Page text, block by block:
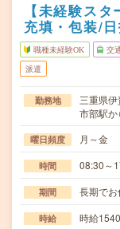
【未経験ス
充填・包装/
職種未経験OK 交
派遣
勤務地
三重県
市部駅
曜日頻度 月～金
時間 08:30～
期間 長期でお
時給 時給